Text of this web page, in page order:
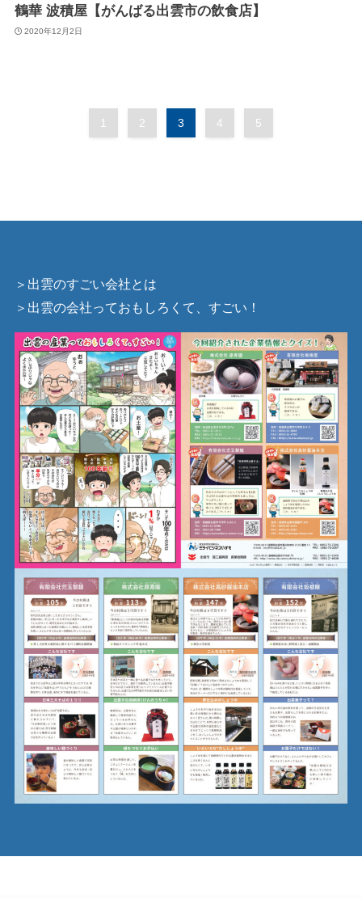
鶴華 波積屋【がんばる出雲市の飲食店】
2020年12月2日
1 2 3 4 5
＞出雲のすごい会社とは
＞出雲の会社っておもしろくて、すごい！